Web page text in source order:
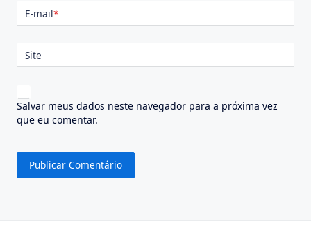
E-mail*
Site
Salvar meus dados neste navegador para a próxima vez
que eu comentar.